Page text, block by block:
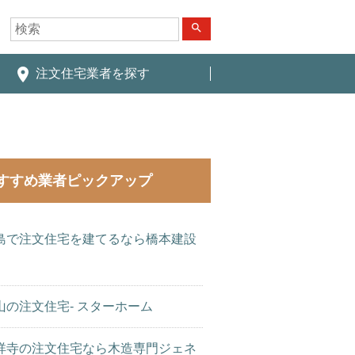
search
place 注文住宅業者を探す
すめ業者ピックアップ
で注文住宅を建てるなら橋本建設
の注文住宅- スターホーム
寺の注文住宅なら木造専門ジェネ